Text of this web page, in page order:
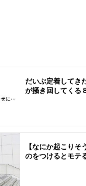
だいぶ定着してき
が掻き回してくる
【なにか起こり
のをつけるとモテ